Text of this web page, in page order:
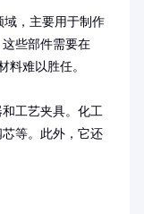
域，主要用于制作
些部件需要在
料难以胜任。
工艺夹具。化工
等。此外，它还